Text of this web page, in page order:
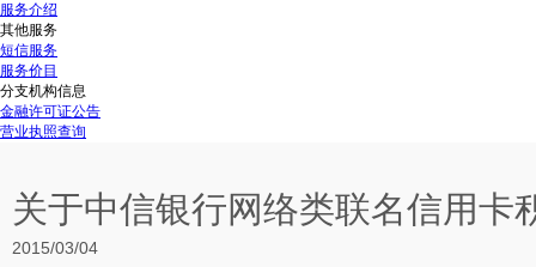
服务介绍
其他服务
短信服务
服务价目
分支机构信息
金融许可证公告
营业执照查询
关于中信银行网络类联名信用卡
2015/03/04